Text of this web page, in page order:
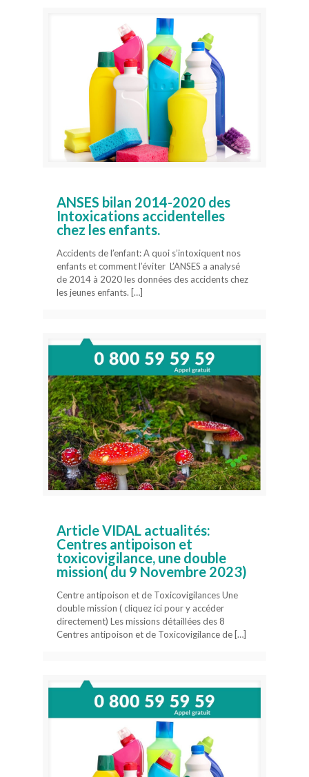
ANSES bilan 2014-2020 des
Intoxications accidentelles
chez les enfants.
Accidents de l’enfant: A quoi s’intoxiquent nos
enfants et comment l’éviter L’ANSES a analysé
de 2014 à 2020 les données des accidents chez
les jeunes enfants. […]
Article VIDAL actualités:
Centres antipoison et
toxicovigilance, une double
mission( du 9 Novembre 2023)
Centre antipoison et de Toxicovigilances Une
double mission ( cliquez ici pour y accéder
directement) Les missions détaillées des 8
Centres antipoison et de Toxicovigilance de[…]